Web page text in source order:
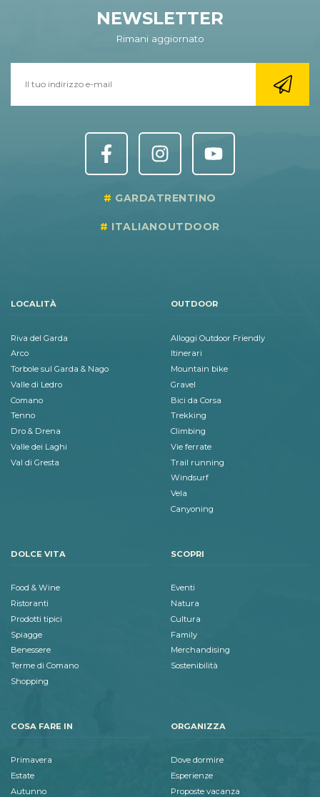
NEWSLETTER
Rimani aggiornato
GARDATRENTINO
ITALIANOUTDOOR
LOCALITÀ
Riva del Garda
Arco
Torbole sul Garda & Nago
Valle di Ledro
Comano
Tenno
Dro & Drena
Valle dei Laghi
Val di Gresta
OUTDOOR
Alloggi Outdoor Friendly
Itinerari
Mountain bike
Gravel
Bici da Corsa
Trekking
Climbing
Vie ferrate
Trail running
Windsurf
Vela
Canyoning
DOLCE VITA
Food & Wine
Ristoranti
Prodotti tipici
Spiagge
Benessere
Terme di Comano
Shopping
SCOPRI
Eventi
Natura
Cultura
Family
Merchandising
Sostenibilità
COSA FARE IN
Primavera
Estate
Autunno
ORGANIZZA
Dove dormire
Esperienze
Proposte vacanza